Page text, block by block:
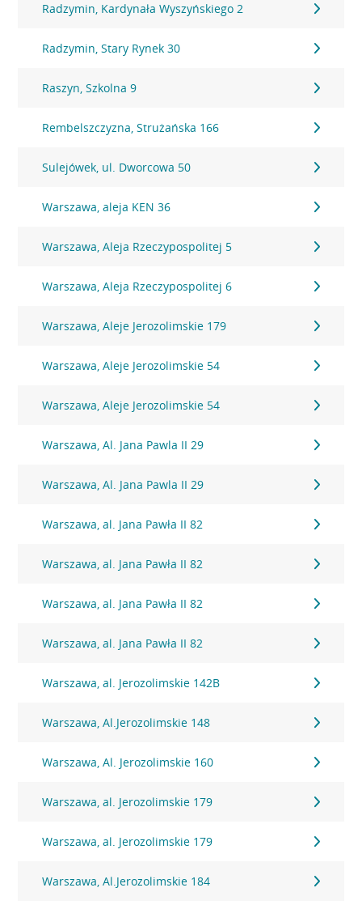
Radzymin, Kardynała Wyszyńskiego 2
Radzymin, Stary Rynek 30
Raszyn, Szkolna 9
Rembelszczyzna, Strużańska 166
Sulejówek, ul. Dworcowa 50
Warszawa, aleja KEN 36
Warszawa, Aleja Rzeczypospolitej 5
Warszawa, Aleja Rzeczypospolitej 6
Warszawa, Aleje Jerozolimskie 179
Warszawa, Aleje Jerozolimskie 54
Warszawa, Aleje Jerozolimskie 54
Warszawa, Al. Jana Pawla II 29
Warszawa, Al. Jana Pawla II 29
Warszawa, al. Jana Pawła II 82
Warszawa, al. Jana Pawła II 82
Warszawa, al. Jana Pawła II 82
Warszawa, al. Jana Pawła II 82
Warszawa, al. Jerozolimskie 142B
Warszawa, Al.Jerozolimskie 148
Warszawa, Al. Jerozolimskie 160
Warszawa, al. Jerozolimskie 179
Warszawa, al. Jerozolimskie 179
Warszawa, Al.Jerozolimskie 184